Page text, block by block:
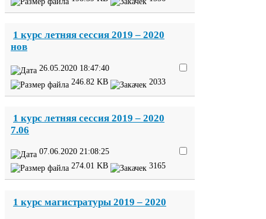
1 курс летняя сессия 2019 – 2020
нов
26 05 2020 18:47:40
246.82 KB 2033
1 курс летняя сессия 2019 – 2020
7.06
07 06 2020 21:08:25
274 01 KB 3165
1 курс магистратуры 2019 – 2020